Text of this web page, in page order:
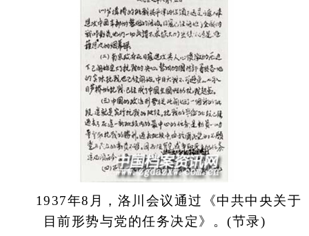
1937年8月，洛川会议通过《中共中央关于
目前形势与党的任务决定》。(节录)